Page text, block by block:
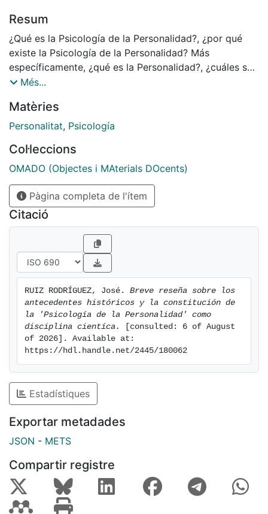
Resum
¿Qué es la Psicología de la Personalidad?, ¿por qué
existe la Psicología de la Personalidad? Más
específicamente, ¿qué es la Personalidad?, ¿cuáles son
los componentes o atributos fundamentales que la
presentamos una síntesis de los hitos históricos de la
disciplina que nos permitirá entender sus orígenes y
enmarcar las respuestas concretas a las cuestiones
más específicas que derivan de las recién planteadas,
y que constituyen el contenido y fundamento de la
‘Psicología de la Personalidad’ como disciplina
científica.
Més...
Matèries
Personalitat, Psicología
Col·leccions
OMADO (Objectes i MAterials DOcents)
Pàgina completa de l'ítem
Citació
RUIZ RODRÍGUEZ, José. Breve reseña sobre los
antecedentes históricos y la constitución de
la 'Psicología de la Personalidad' como
disciplina cientíca.
[consulted: 6 of August
of 2026]. Available at:
https://hdl.handle.net/2445/180062
Estadístiques
Exportar metadades
JSON - METS
Compartir registre